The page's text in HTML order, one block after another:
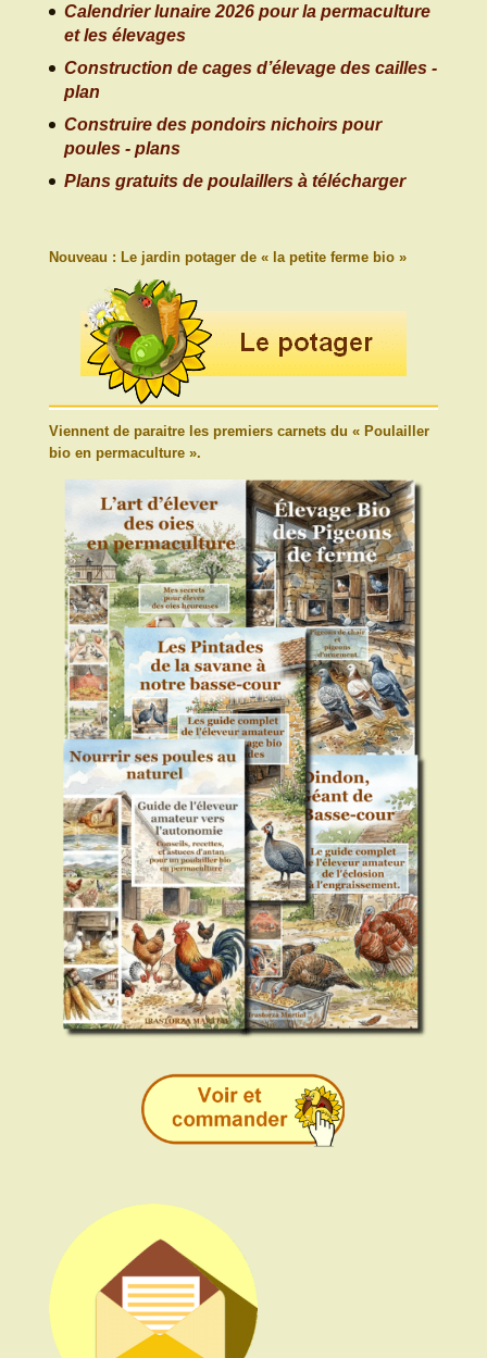
Calendrier lunaire 2026 pour la permaculture
et les élevages
Construction de cages d’élevage des cailles -
plan
Construire des pondoirs nichoirs pour
poules - plans
Plans gratuits de poulaillers à télécharger
Nouveau : Le jardin potager de « la petite ferme bio »
Viennent de paraitre les premiers carnets du « Poulailler
bio en permaculture ».